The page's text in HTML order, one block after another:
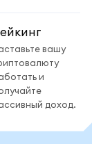
вашу
и
доход.